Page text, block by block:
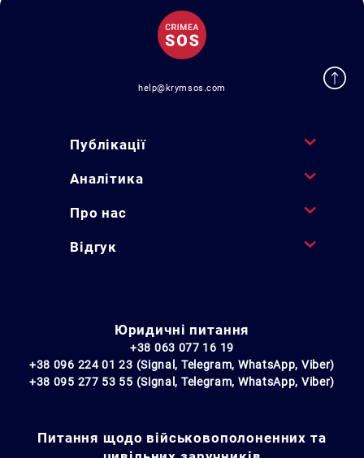
help@krymsos.com
Публікації
Аналітика
Про нас
Відгук
Юридичні питання
+38 063 077 16 19
+38 096 224 01 23 (Signal, Telegram, WhatsApp, Viber)
+38 095 277 53 55 (Signal, Telegram, WhatsApp, Viber)
Питання щодо військовополоненних та